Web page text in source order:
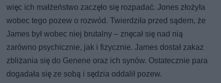
więc ich małżeństwo zaczęło się rozpadać. Jones złożyła
wobec tego pozew o rozwód. Twierdziła przed sądem, że
James był wobec niej brutalny – znęcał się nad nią
zarówno psychicznie, jak i fizycznie. James dostał zakaz
zbliżania się do Genene oraz ich synów. Ostatecznie para
dogadała się ze sobą i sędzia oddalił pozew.